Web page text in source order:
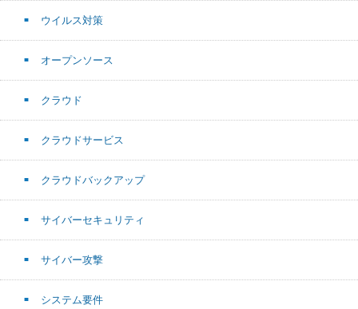
ウイルス対策
オープンソース
クラウド
クラウドサービス
クラウドバックアップ
サイバーセキュリティ
サイバー攻撃
システム要件